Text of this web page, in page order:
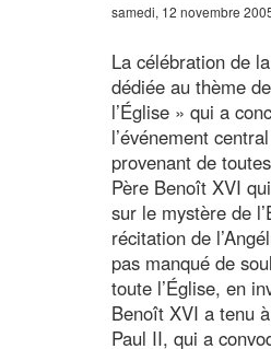
samedi, 12 novembre
La célébration de
dédiée au thème
l’Église » qui a
l’événement
provenant de
Père Benoît XVI
sur le mystère de
récitation de
pas manqué de
toute l’Église, en
Benoît XVI a tenu
Paul II, qui a